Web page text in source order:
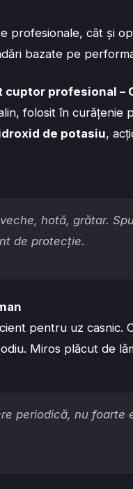
profesionale, cât și
bazate pe
cuptor profesional –
folosit în curățenie
de potasiu,
hotă, grătar.
de protecție.
pentru uz casnic.
Miros plăcut de
periodică, nu foarte